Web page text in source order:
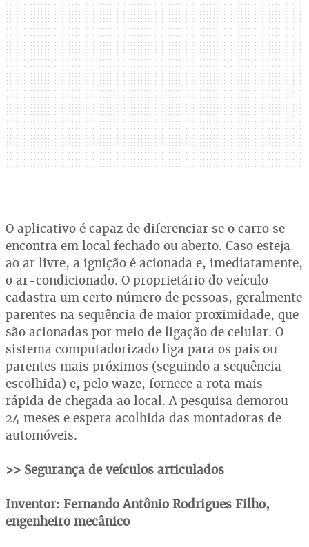
O aplicativo é capaz de diferenciar se o carro se
encontra em local fechado ou aberto. Caso esteja
ao ar livre, a ignição é acionada e, imediatamente,
o ar-condicionado. O proprietário do veículo
cadastra um certo número de pessoas, geralmente
parentes na sequência de maior proximidade, que
são acionadas por meio de ligação de celular. O
sistema computadorizado liga para os pais ou
parentes mais próximos (seguindo a sequência
escolhida) e, pelo waze, fornece a rota mais
rápida de chegada ao local. A pesquisa demorou
24 meses e espera acolhida das montadoras de
automóveis.
>> Segurança de veículos articulados
Inventor: Fernando Antônio Rodrigues Filho,
engenheiro mecânico